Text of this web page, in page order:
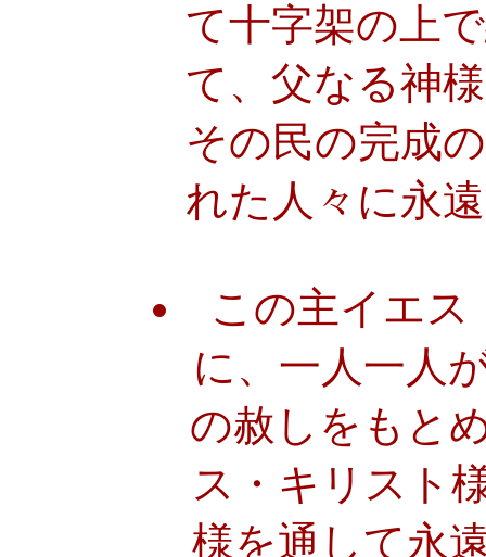
て十字架の上
て、父なる神
その民の完成
れた人々に永
この主イエ
に、一人一人
の赦しをもと
ス・キリスト
様を通して永